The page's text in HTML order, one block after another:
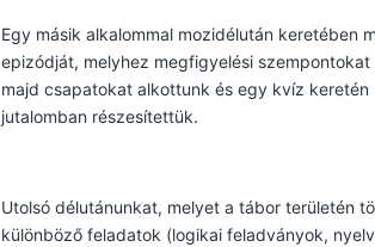
Egy másik alkalommal mozidélután keretében
epizódját, melyhez megfigyelési
majd csapatokat alkottunk és egy kvíz
jutalomban részesítettük.
Utolsó délutánunkat, melyet a tábor területén
különböző feladatok (logikai feladványok,